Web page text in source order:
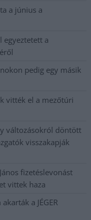
a június a
egyeztetett a
pedig egy másik
vitték el a mezőtúri
változásokról döntött
visszakapják
fizetéslevonást
vittek haza
a JÉGER